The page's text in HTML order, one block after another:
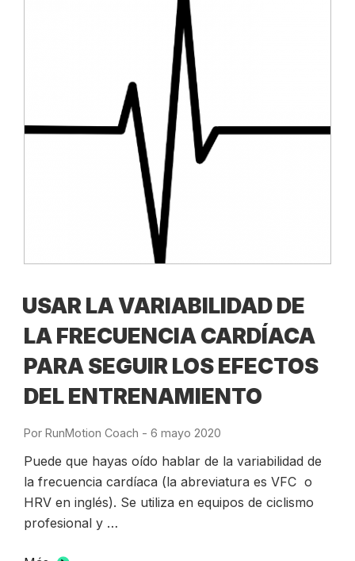
USAR LA VARIABILIDAD DE
LA FRECUENCIA CARDÍACA
PARA SEGUIR LOS EFECTOS
DEL ENTRENAMIENTO
Por RunMotion Coach - Publicado
6 mayo 2020
Puede que hayas oído hablar de la variabilidad de
la frecuencia cardíaca (la abreviatura es VFC o
HRV en inglés). Se utiliza en equipos de ciclismo
profesional y …